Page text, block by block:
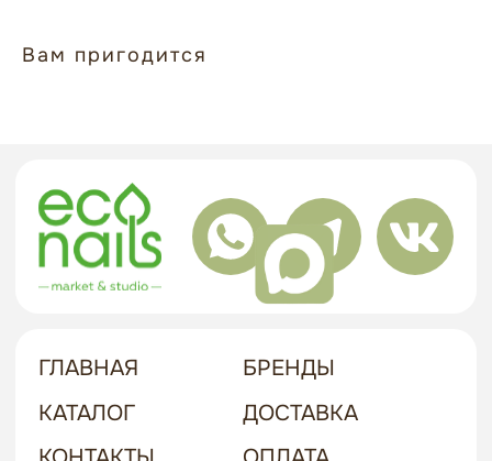
Вам пригодится
политика в отношении обработки
персональных данных
договор-оферта